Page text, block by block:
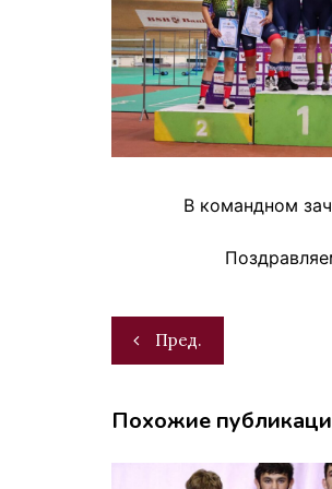
В командном
Навигация
по
записям
Пред.
Похожие